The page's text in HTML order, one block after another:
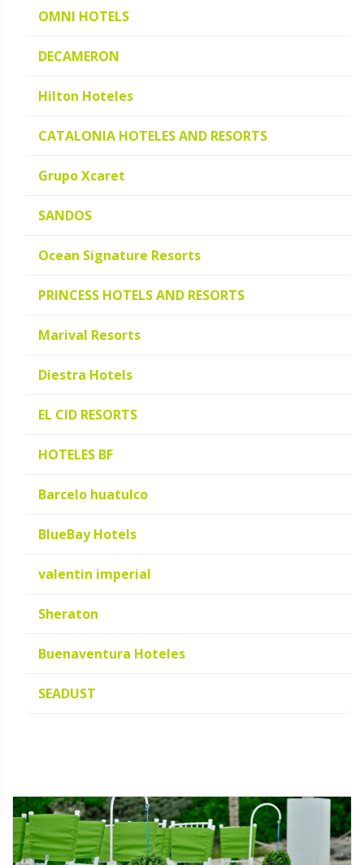
OMNI HOTELS
DECAMERON
Hilton Hoteles
CATALONIA HOTELES AND RESORTS
Grupo Xcaret
SANDOS
Ocean Signature Resorts
PRINCESS HOTELS AND RESORTS
Marival Resorts
Diestra Hotels
EL CID RESORTS
HOTELES BF
Barcelo huatulco
BlueBay Hotels
valentin imperial
Sheraton
Buenaventura Hoteles
SEADUST